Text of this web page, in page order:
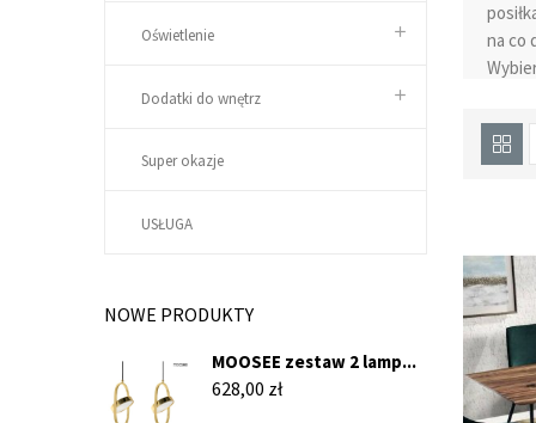
Oświetlenie
Dodatki do wnętrz
Super okazje
USŁUGA
NOWE PRODUKTY
MOOSEE zestaw 2 lamp...
Cena
628,00 zł
na co
Stoły
się
stole.